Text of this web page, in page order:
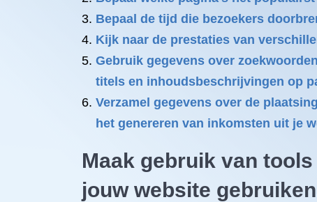
Bepaal de tijd die bezoekers
Kijk naar de prestaties van
Gebruik gegevens over
titels en inhoudsbeschrijvingen op
Verzamel gegevens over de
het genereren van inkomsten uit je
Maak gebruik van
jouw website